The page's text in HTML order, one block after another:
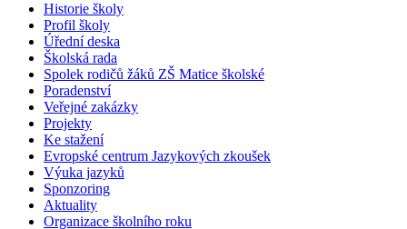
Historie školy
Profil školy
Úřední deska
Školská rada
Spolek rodičů žáků ZŠ Matice školské
Poradenství
Veřejné zakázky
Projekty
Ke stažení
Evropské centrum Jazykových zkoušek
Výuka jazyků
Sponzoring
Aktuality
Organizace školního roku